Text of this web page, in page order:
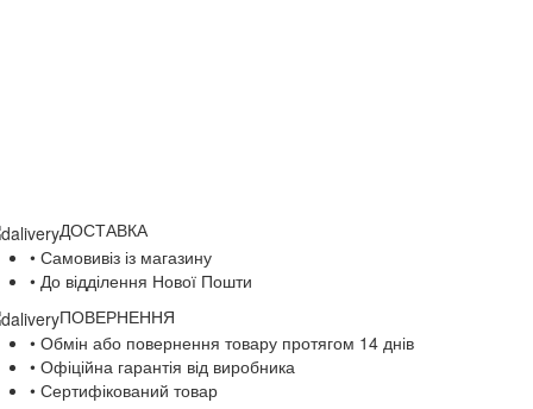
ДОСТАВКА
• Самовивіз із магазину
• До відділення Нової Пошти
ПОВЕРНЕННЯ
• Обмін або повернення товару протягом 14 днів
• Офіційна гарантія від виробника
• Сертифікований товар